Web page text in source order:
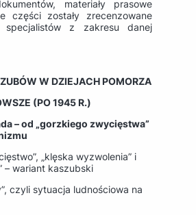
materiały prasowe
części zostały zrecenzowane
z zakresu danej
W DZIEJACH POMORZA
(PO 1945 R.)
– od „gorzkiego zwycięstwa”
„klęska wyzwolenia” i
– wariant kaszubski
czyli sytuacja ludnościowa na